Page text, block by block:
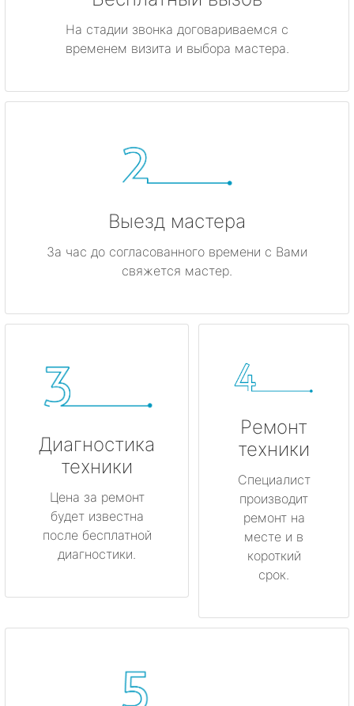
На стадии звонка договариваемся с
временем визита и выбора мастера.
Выезд мастера
За час до согласованного времени с Вами
свяжется мастер.
Диагностика
техники
Цена за ремонт
будет известна
после бесплатной
диагностики.
Ремонт
техники
Специалист
производит
ремонт на
месте и в
короткий
срок.